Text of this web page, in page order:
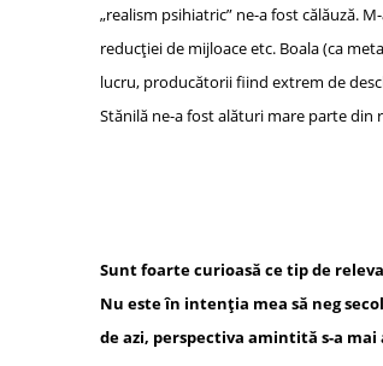
„realism psihiatric” ne-a fost călăuză.
reducției de mijloace etc. Boala (ca
lucru, producătorii fiind extrem de
Stănilă ne-a fost alături mare parte
Sunt foarte curioasă ce tip de
Nu este în intenția mea să neg
de azi, perspectiva amintită s-a